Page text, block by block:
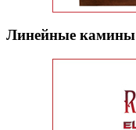
Линейные камины